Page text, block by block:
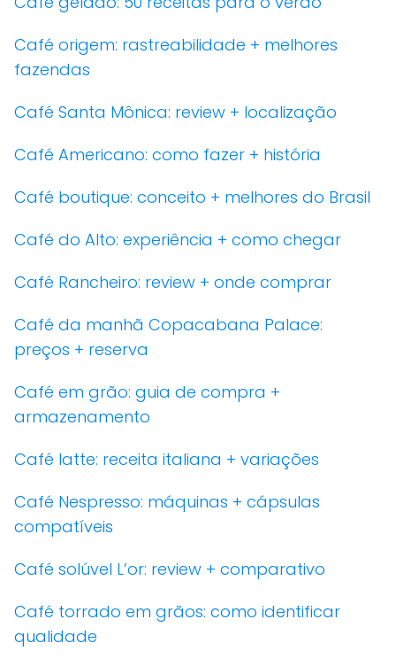
Café origem: rastreabilidade + melhores
fazendas
Café Santa Mônica: review + localização
Café Americano: como fazer + história
Café boutique: conceito + melhores do Brasil
Café do Alto: experiência + como chegar
Café Rancheiro: review + onde comprar
Café da manhã Copacabana Palace:
preços + reserva
Café em grão: guia de compra +
armazenamento
Café latte: receita italiana + variações
Café Nespresso: máquinas + cápsulas
compatíveis
Café solúvel L’or: review + comparativo
Café torrado em grãos: como identificar
qualidade